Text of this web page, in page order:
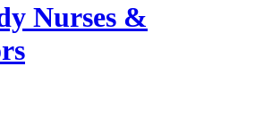
Nurses &